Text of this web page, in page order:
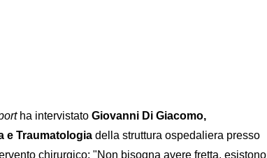
ha intervistato Giovanni Di Giacomo,
e Traumatologia della struttura ospedaliera presso
chirurgico: "Non bisogna avere fretta, esistono